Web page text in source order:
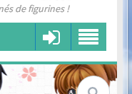
de figurines !